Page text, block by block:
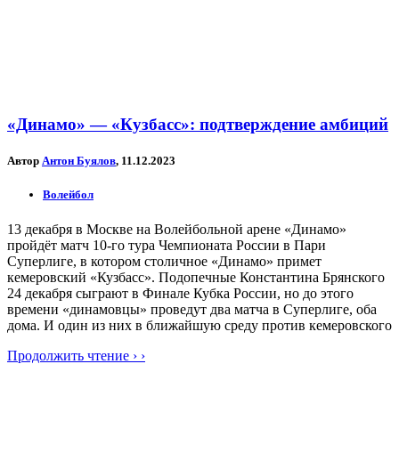
«Динамо» — «Кузбасс»: подтверждение амбиций
Автор Антон Буялов, 11.12.2023
Волейбол
13 декабря в Москве на Волейбольной арене «Динамо»
пройдёт матч 10-го тура Чемпионата России в Пари
Суперлиге, в котором столичное «Динамо» примет
кемеровский «Кузбасс». Подопечные Константина Брянского
24 декабря сыграют в Финале Кубка России, но до этого
времени «динамовцы» проведут два матча в Суперлиге, оба
дома. И один из них в ближайшую среду против кемеровского
Продолжить чтение › ›